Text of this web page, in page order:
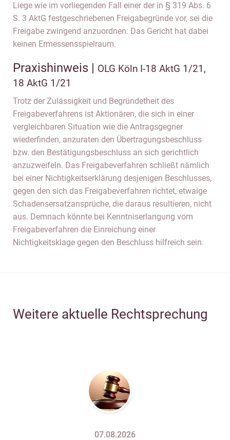
Liege wie im vorliegenden Fall einer der in § 319 Abs. 6
S. 3 AktG festgeschriebenen Freigabegründe vor, sei die
Freigabe zwingend anzuordnen. Das Gericht hat dabei
keinen Ermessensspielraum.
Praxishinweis | OLG Köln I-18 AktG 1/21,
18 AktG 1/21
Trotz der Zulässigkeit und Begründetheit des
Freigabeverfahrens ist Aktionären, die sich in einer
vergleichbaren Situation wie die Antragsgegner
wiederfinden, anzuraten den Übertragungsbeschluss
bzw. den Bestätigungsbeschluss an sich gerichtlich
anzuzweifeln. Das Freigabeverfahren schließt nämlich
bei einer Nichtigkeitserklärung desjenigen Beschlusses,
gegen den sich das Freigabeverfahren richtet, etwaige
Schadensersatzansprüche, die daraus resultieren, nicht
aus. Demnach könnte bei Kenntniserlangung vom
Freigabeverfahren die Einreichung einer
Nichtigkeitsklage gegen den Beschluss hilfreich sein.
Weitere aktuelle Rechtsprechung
07.08.2026